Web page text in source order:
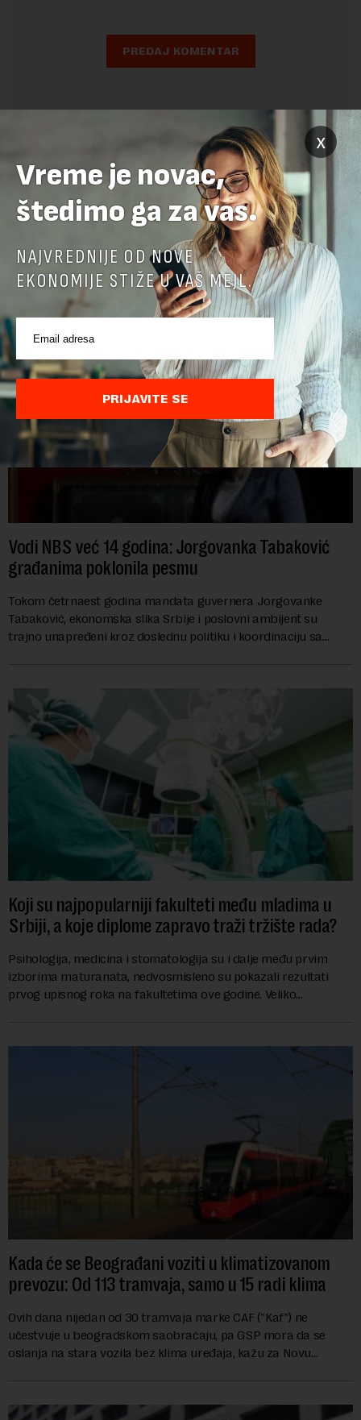
POVEZANI SADRŽAJI
Vodi NBS već 14 godina: Jorgovanka Tabaković
građanima poklonila pesmu
Tokom četrnaest godina mandata guvernera Jorgovanke
Tabaković, ekonomska slika Srbije i poslovni ambijent su
trajno unapređeni kroz doslednu politiku i koordinaciju sa
Koji su najpopularniji fakulteti među mladima u
Srbiji, a koje diplome zapravo traži tržište rada?
Psihologija, medicina i stomatologija su i dalje među prvim
izborima maturanata, nedvosmisleno su pokazali rezultati
prvog upisnog roka na fakultetima ove godine. Veliko
Kada će se Beograđani voziti u klimatizovanom
prevozu: Od 113 tramvaja, samo u 15 radi klima
Ovih dana nijedan od 30 tramvaja marke CAF ("Kaf") ne
učestvuje u beogradskom saobraćaju, pa GSP mora da se
oslanja na stara vozila bez klima uređaja, kažu za Novu
x
Vreme je novac,
štedimo ga za vas.
NAJVREDNIJE OD NOVE
EKONOMIJE STIŽE U VAŠ MEJL.
PRIJAVITE SE